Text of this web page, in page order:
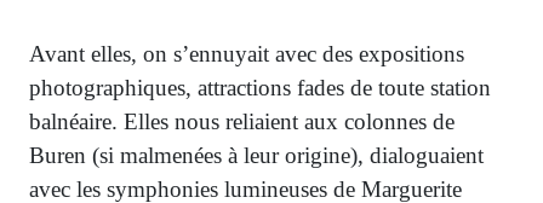
Avant elles, on s’ennuyait avec des expositions
photographiques, attractions fades de toute station
balnéaire. Elles nous reliaient aux colonnes de
Buren (si malmenées à leur origine), dialoguaient
avec les symphonies lumineuses de Marguerite